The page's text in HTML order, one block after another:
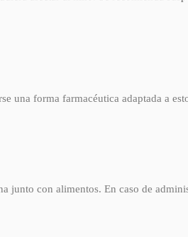
una forma farmacéutica adaptada a
junto con alimentos. En caso de